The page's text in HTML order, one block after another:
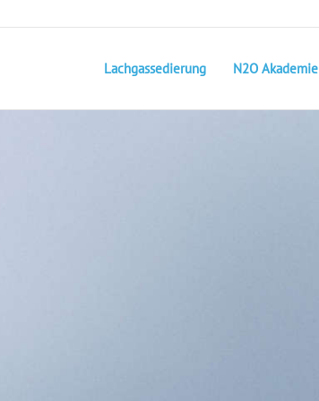
Lachgassedierung
N2O Akademie